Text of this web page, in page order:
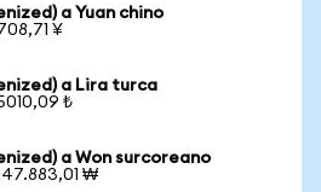
a Yuan chino
¥
a Lira turca
₺
a Won surcoreano
₩